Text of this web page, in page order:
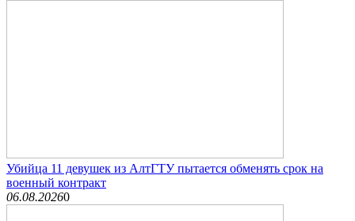
Убийца 11 девушек из АлтГТУ пытается обменять срок на
военный контракт
06.08.20260